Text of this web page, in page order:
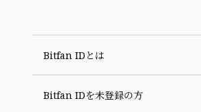
Bitfan IDとは
Bitfan IDを未登録の方